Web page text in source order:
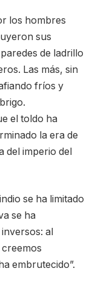
los hombres
sus
de ladrillo
Las más, sin
fríos y
el toldo ha
la era de
del imperio del
se ha limitado
se ha
al
creemos
embrutecido”.